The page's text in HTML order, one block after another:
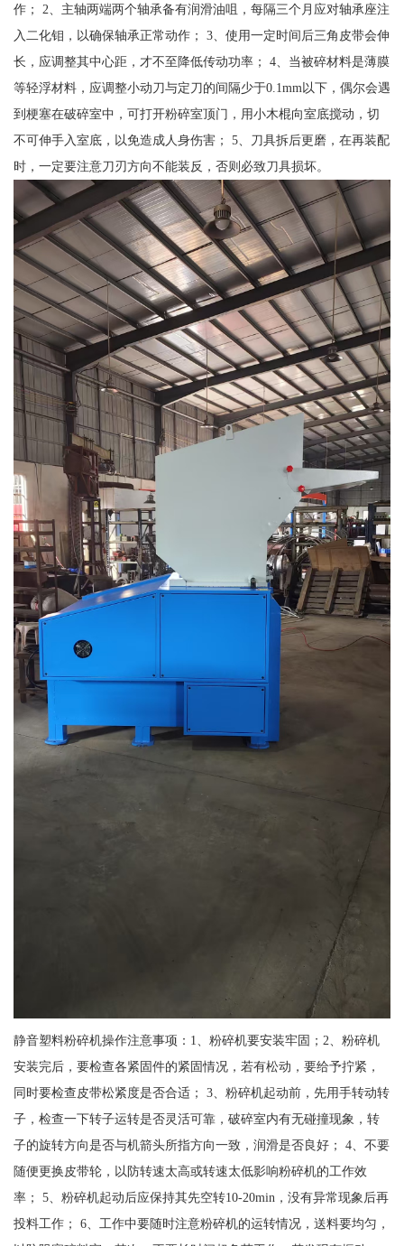
作； 2、主轴两端两个轴承备有润滑油咀，每隔三个月应对轴承座注
入二化钼，以确保轴承正常动作； 3、使用一定时间后三角皮带会伸
长，应调整其中心距，才不至降低传动功率； 4、当被碎材料是薄膜
等轻浮材料，应调整小动刀与定刀的间隔少于0.1mm以下，偶尔会遇
到梗塞在破碎室中，可打开粉碎室顶门，用小木棍向室底搅动，切
不可伸手入室底，以免造成人身伤害； 5、刀具拆后更磨，在再装配
时，一定要注意刀刃方向不能装反，否则必致刀具损坏。
静音塑料粉碎机操作注意事项：1、粉碎机要安装牢固；2、粉碎机
安装完后，要检查各紧固件的紧固情况，若有松动，要给予拧紧，
同时要检查皮带松紧度是否合适； 3、粉碎机起动前，先用手转动转
子，检查一下转子运转是否灵活可靠，破碎室内有无碰撞现象，转
子的旋转方向是否与机箭头所指方向一致，润滑是否良好； 4、不要
随便更换皮带轮，以防转速太高或转速太低影响粉碎机的工作效
率； 5、粉碎机起动后应保持其先空转10-20min，没有异常现象后再
投料工作； 6、工作中要随时注意粉碎机的运转情况，送料要均匀，